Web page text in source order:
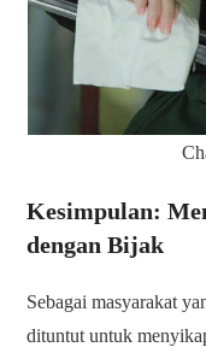
Kesimpulan:
dengan Bijak
Sebagai masyarakat
dituntut untuk